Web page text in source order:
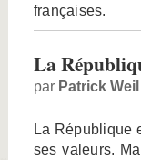
françaises.
La
par Patrick Weil
La République
ses valeurs.